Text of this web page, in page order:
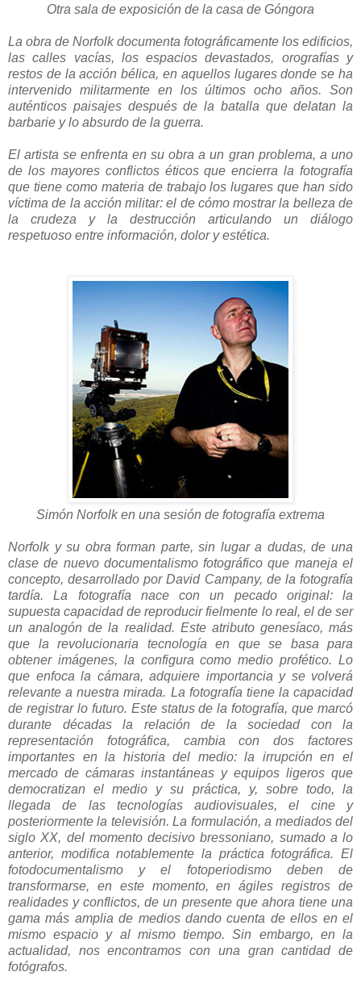
Otra sala de exposición de la casa de Góngora
La obra de Norfolk documenta fotográficamente los edificios,
las calles vacías, los espacios devastados, orografías y
restos de la acción bélica, en aquellos lugares donde se ha
intervenido militarmente en los últimos ocho años. Son
auténticos paisajes después de la batalla que delatan la
barbarie y lo absurdo de la guerra.
El artista se enfrenta en su obra a un gran problema, a uno
de los mayores conflictos éticos que encierra la fotografía
que tiene como materia de trabajo los lugares que han sido
víctima de la acción militar: el de cómo mostrar la belleza de
la crudeza y la destrucción articulando un diálogo
respetuoso entre información, dolor y estética.
Simón Norfolk en una sesión de fotografía extrema
Norfolk y su obra forman parte, sin lugar a dudas, de una
clase de nuevo documentalismo fotográfico que maneja el
concepto, desarrollado por David Campany, de la fotografía
tardía. La fotografía nace con un pecado original: la
supuesta capacidad de reproducir fielmente lo real, el de ser
un analogón de la realidad. Este atributo genesíaco, más
que la revolucionaria tecnología en que se basa para
obtener imágenes, la configura como medio profético. Lo
que enfoca la cámara, adquiere importancia y se volverá
relevante a nuestra mirada. La fotografía tiene la capacidad
de registrar lo futuro. Este status de la fotografía, que marcó
durante décadas la relación de la sociedad con la
representación fotográfica, cambia con dos factores
importantes en la historia del medio: la irrupción en el
mercado de cámaras instantáneas y equipos ligeros que
democratizan el medio y su práctica, y, sobre todo, la
llegada de las tecnologías audiovisuales, el cine y
posteriormente la televisión. La formulación, a mediados del
siglo XX, del momento decisivo bressoniano, sumado a lo
anterior, modifica notablemente la práctica fotográfica. El
fotodocumentalismo y el fotoperiodismo deben de
transformarse, en este momento, en ágiles registros de
realidades y conflictos, de un presente que ahora tiene una
gama más amplia de medios dando cuenta de ellos en el
mismo espacio y al mismo tiempo. Sin embargo, en la
actualidad, nos encontramos con una gran cantidad de
fotógrafos.